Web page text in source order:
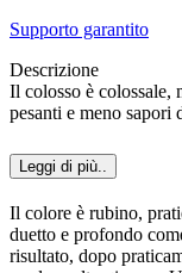
Supporto garantito
Descrizione
Il colosso è colossale,
pesanti e meno sapori
Leggi di più..
Il colore è rubino,
duetto e profondo
risultato, dopo